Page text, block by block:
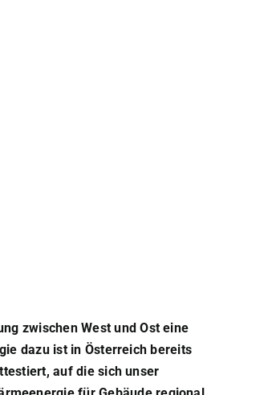
zwischen West und Ost eine
dazu ist in Österreich bereits
auf die sich unser